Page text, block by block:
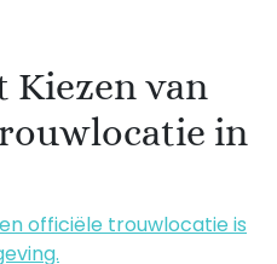
Kiezen van
in
officiële trouwlocatie is